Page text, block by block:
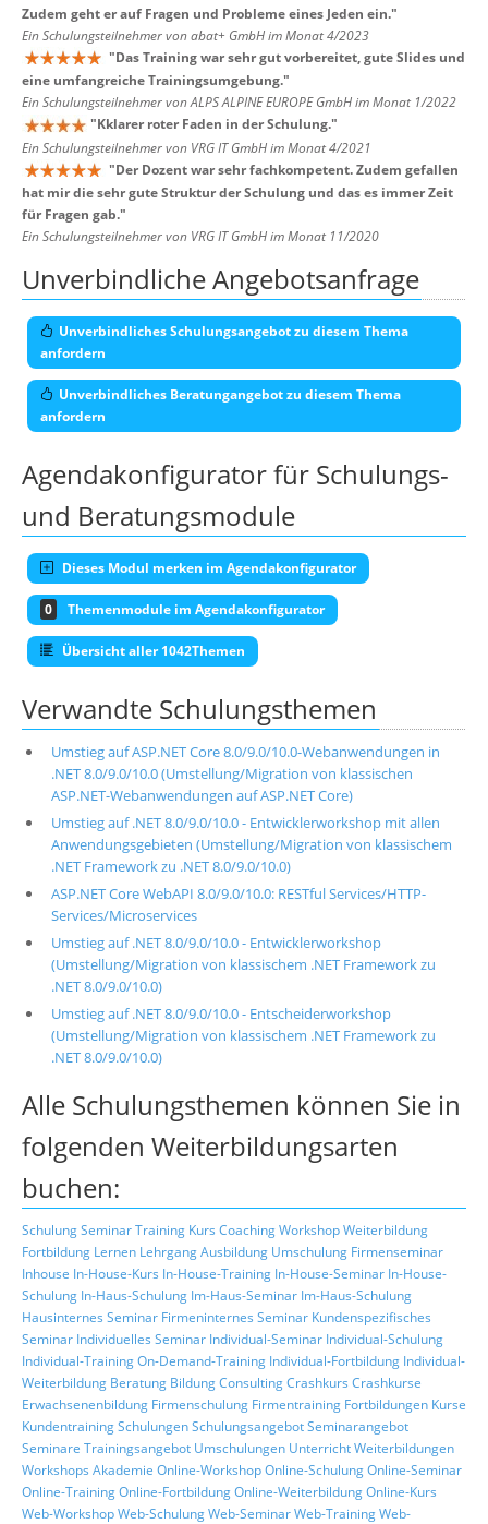
Zudem geht er auf Fragen und Probleme eines Jeden ein."
Ein Schulungsteilnehmer von abat+ GmbH im Monat 4/2023
"Das Training war sehr gut vorbereitet, gute Slides und
eine umfangreiche Trainingsumgebung."
Ein Schulungsteilnehmer von ALPS ALPINE EUROPE GmbH im Monat 1/2022
"Kklarer roter Faden in der Schulung."
Ein Schulungsteilnehmer von VRG IT GmbH im Monat 4/2021
"Der Dozent war sehr fachkompetent. Zudem gefallen
hat mir die sehr gute Struktur der Schulung und das es immer Zeit
für Fragen gab."
Ein Schulungsteilnehmer von VRG IT GmbH im Monat 11/2020
Unverbindliche Angebotsanfrage
Unverbindliches Schulungsangebot zu diesem Thema
anfordern
Unverbindliches Beratungangebot zu diesem Thema
anfordern
Agendakonfigurator für Schulungs-
und Beratungsmodule
Dieses Modul merken im Agendakonfigurator
0 Themenmodule im Agendakonfigurator
Übersicht aller 1042Themen
Verwandte Schulungsthemen
Umstieg auf ASP.NET Core 8.0/9.0/10.0-Webanwendungen in
.NET 8.0/9.0/10.0 (Umstellung/Migration von klassischen
ASP.NET-Webanwendungen auf ASP.NET Core)
Umstieg auf .NET 8.0/9.0/10.0 - Entwicklerworkshop mit allen
Anwendungsgebieten (Umstellung/Migration von klassischem
.NET Framework zu .NET 8.0/9.0/10.0)
ASP.NET Core WebAPI 8.0/9.0/10.0: RESTful Services/HTTP-
Services/Microservices
Umstieg auf .NET 8.0/9.0/10.0 - Entwicklerworkshop
(Umstellung/Migration von klassischem .NET Framework zu
.NET 8.0/9.0/10.0)
Umstieg auf .NET 8.0/9.0/10.0 - Entscheiderworkshop
(Umstellung/Migration von klassischem .NET Framework zu
.NET 8.0/9.0/10.0)
Alle Schulungsthemen können Sie in
folgenden Weiterbildungsarten
buchen:
SchulungSeminarTraining Kurs CoachingWorkshopWeiterbildung
Fortbildung Lernen LehrgangAusbildung Umschulung Firmenseminar
Inhouse In-House-Kurs In-House-Training In-House-Seminar In-House-
Schulung In-Haus-Schulung Im-Haus-Seminar Im-Haus-Schulung
Hausinternes Seminar Firmeninternes Seminar Kundenspezifisches
Seminar Individuelles Seminar Individual-Seminar Individual-Schulung
Individual-TrainingOn-Demand-Training Individual-Fortbildung Individual-
Weiterbildung Beratung BildungConsultingCrashkurs Crashkurse
Erwachsenenbildung Firmenschulung Firmentraining Fortbildungen Kurse
KundentrainingSchulungenSchulungsangebotSeminarangebot
Seminare Trainingsangebot Umschulungen UnterrichtWeiterbildungen
Workshops Akademie Online-WorkshopOnline-SchulungOnline-Seminar
Online-TrainingOnline-FortbildungOnline-WeiterbildungOnline-Kurs
Web-WorkshopWeb-SchulungWeb-SeminarWeb-TrainingWeb-